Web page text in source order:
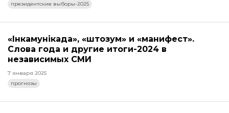
президентские выборы-2025
«Інкамунікада», «штозум» и «манифест».
Слова года и другие итоги-2024 в
независимых СМИ
7 января 2025
прогнозы